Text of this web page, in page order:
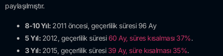
paylaşılmıştır.
8-10Yıl: 2011 öncesi, geçerlilik süresi 96 Ay
5Yıl: 2012, geçerlilik süresi60 Ay, süres kısalması 37%.
3Yıl: 2015, geçerlilik süresi 39 Ay, süre kısalması 35%.